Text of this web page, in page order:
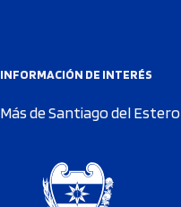
INFORMACIÓN DE INTERÉS
Más de Santiago del Estero